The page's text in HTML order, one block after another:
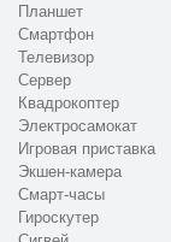
Планшет
Смартфон
Телевизор
Сервер
Квадрокоптер
Электросамокат
Игровая приставка
Экшен-камера
Смарт-часы
Гироскутер